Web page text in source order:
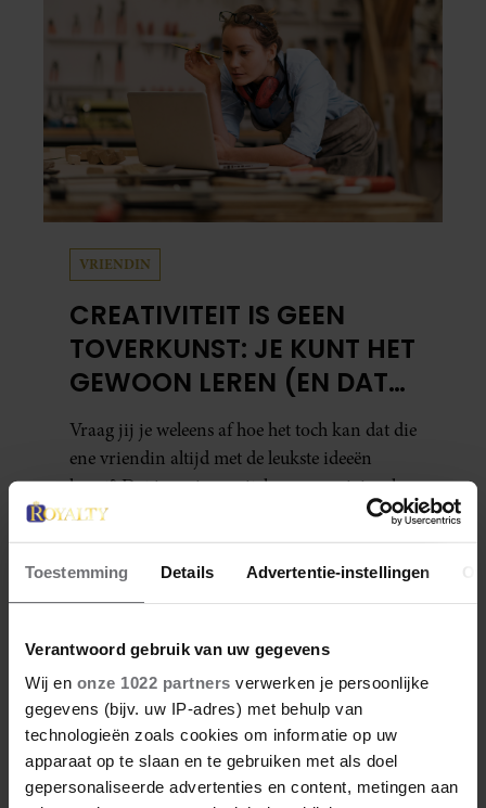
Toestemming Details Advertentie-instellingen
Verantwoord gebruik van uw gegevens
Wij en onze 1022 partners verwerken je persoonlijke
gegevens (bijv. uw IP-adres) met behulp van
technologieën zoals cookies om informatie op uw
apparaat op te slaan en te gebruiken met als doel
gepersonaliseerde advertenties en content, metingen aan
VRIENDIN
CREATIVITEIT IS GEEN
TOVERKUNST: JE KUNT HET
GEWOON LEREN (EN DAT
DOE JE ZO)
Vraag jij je weleens af hoe het toch kan dat die
ene vriendin altijd met de leukste ideeën
komt? Dat je zusje moeiteloos een origineel
cadeau bedenkt, een kamer omtovert tot een
gezellige plek of ineens een briljant idee heeft
voor een feestje? Of dat je buurman van een
oude plantenpot een hippe lamp weet te
sleutels loopt te zoeken.
Denise Delgado
Denise is een creatieve freelance journalist sinds
2015. Ze heeft European Studies gestudeerd aan